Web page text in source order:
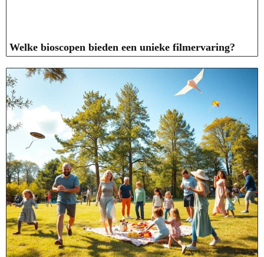
Welke bioscopen bieden een unieke filmervaring?